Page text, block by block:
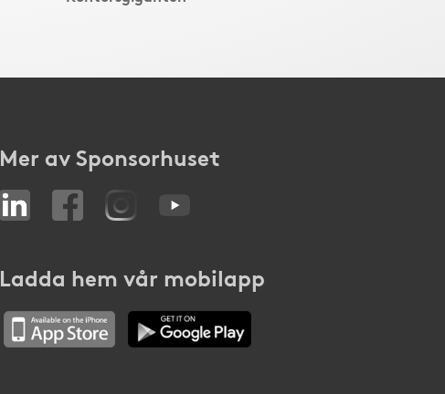
Mer av Sponsorhuset
Ladda hem vår mobilapp